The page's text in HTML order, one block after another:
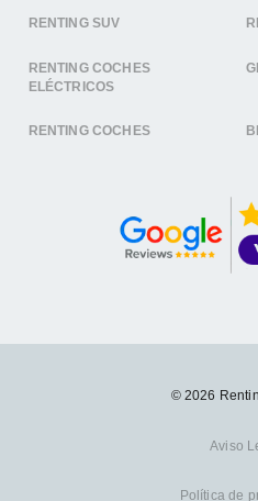
RENTING SUV
RENTING COCHES
ELÉCTRICOS
RENTING COCHES
© 2026
Aviso
Política de